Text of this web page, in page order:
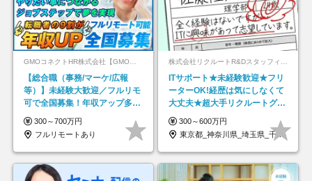
GMOコネクトHR株式会社【GMOインターネットグループ】
【総合職（事務/マーケ/広報
等）】未経験大歓迎／フルリモ
可で全国募集！年収アップ多数
★年休最大130日★
300～700万円
フルリモートあり
株式会社リクルートR&Dスタッフィング【リクルートグループ】
ITサポート★未経験歓迎★フリ
ーターOK!経歴は気にしなくて
大丈夫★超大手リクルートグル
ープの正社員/sg
300～600万円
東京都_神奈川県_埼玉県_千葉県_大阪府…